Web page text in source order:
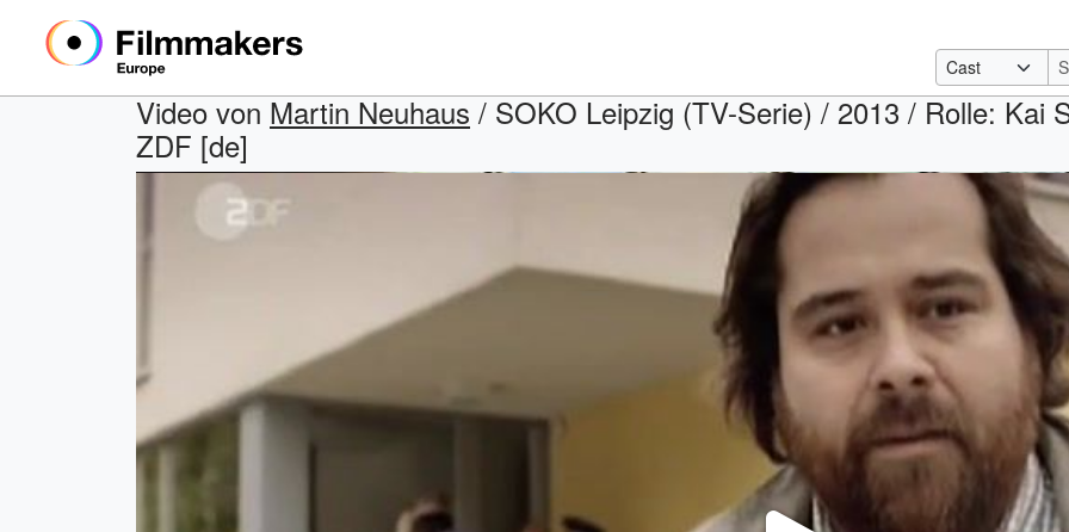
Video von Martin Neuhaus / SOKO Leipzig (TV-Serie) / 2013 / Rolle: Kai
ZDF [de]